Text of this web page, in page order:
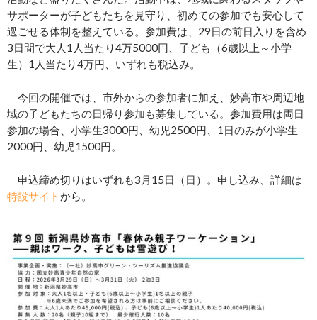
サポーターが子どもたちを見守り、初めての参加でも安心して
過ごせる体制を整えている。参加費は、29日の前日入りを含め
3日間で大人1人当たり4万5000円、子ども（6歳以上～小学
生）1人当たり4万円、いずれも税込み。
今回の開催では、市外からの参加者に加え、妙高市や周辺地
域の子どもたちの日帰り参加も募集している。参加費用は両日
参加の場合、小学生3000円、幼児2500円、1日のみが小学生
2000円、幼児1500円。
申込締め切りはいずれも3月15日（日）。申し込み、詳細は
特設サイトから。